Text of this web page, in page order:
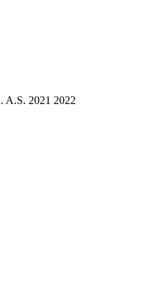
A.S. 2021 2022